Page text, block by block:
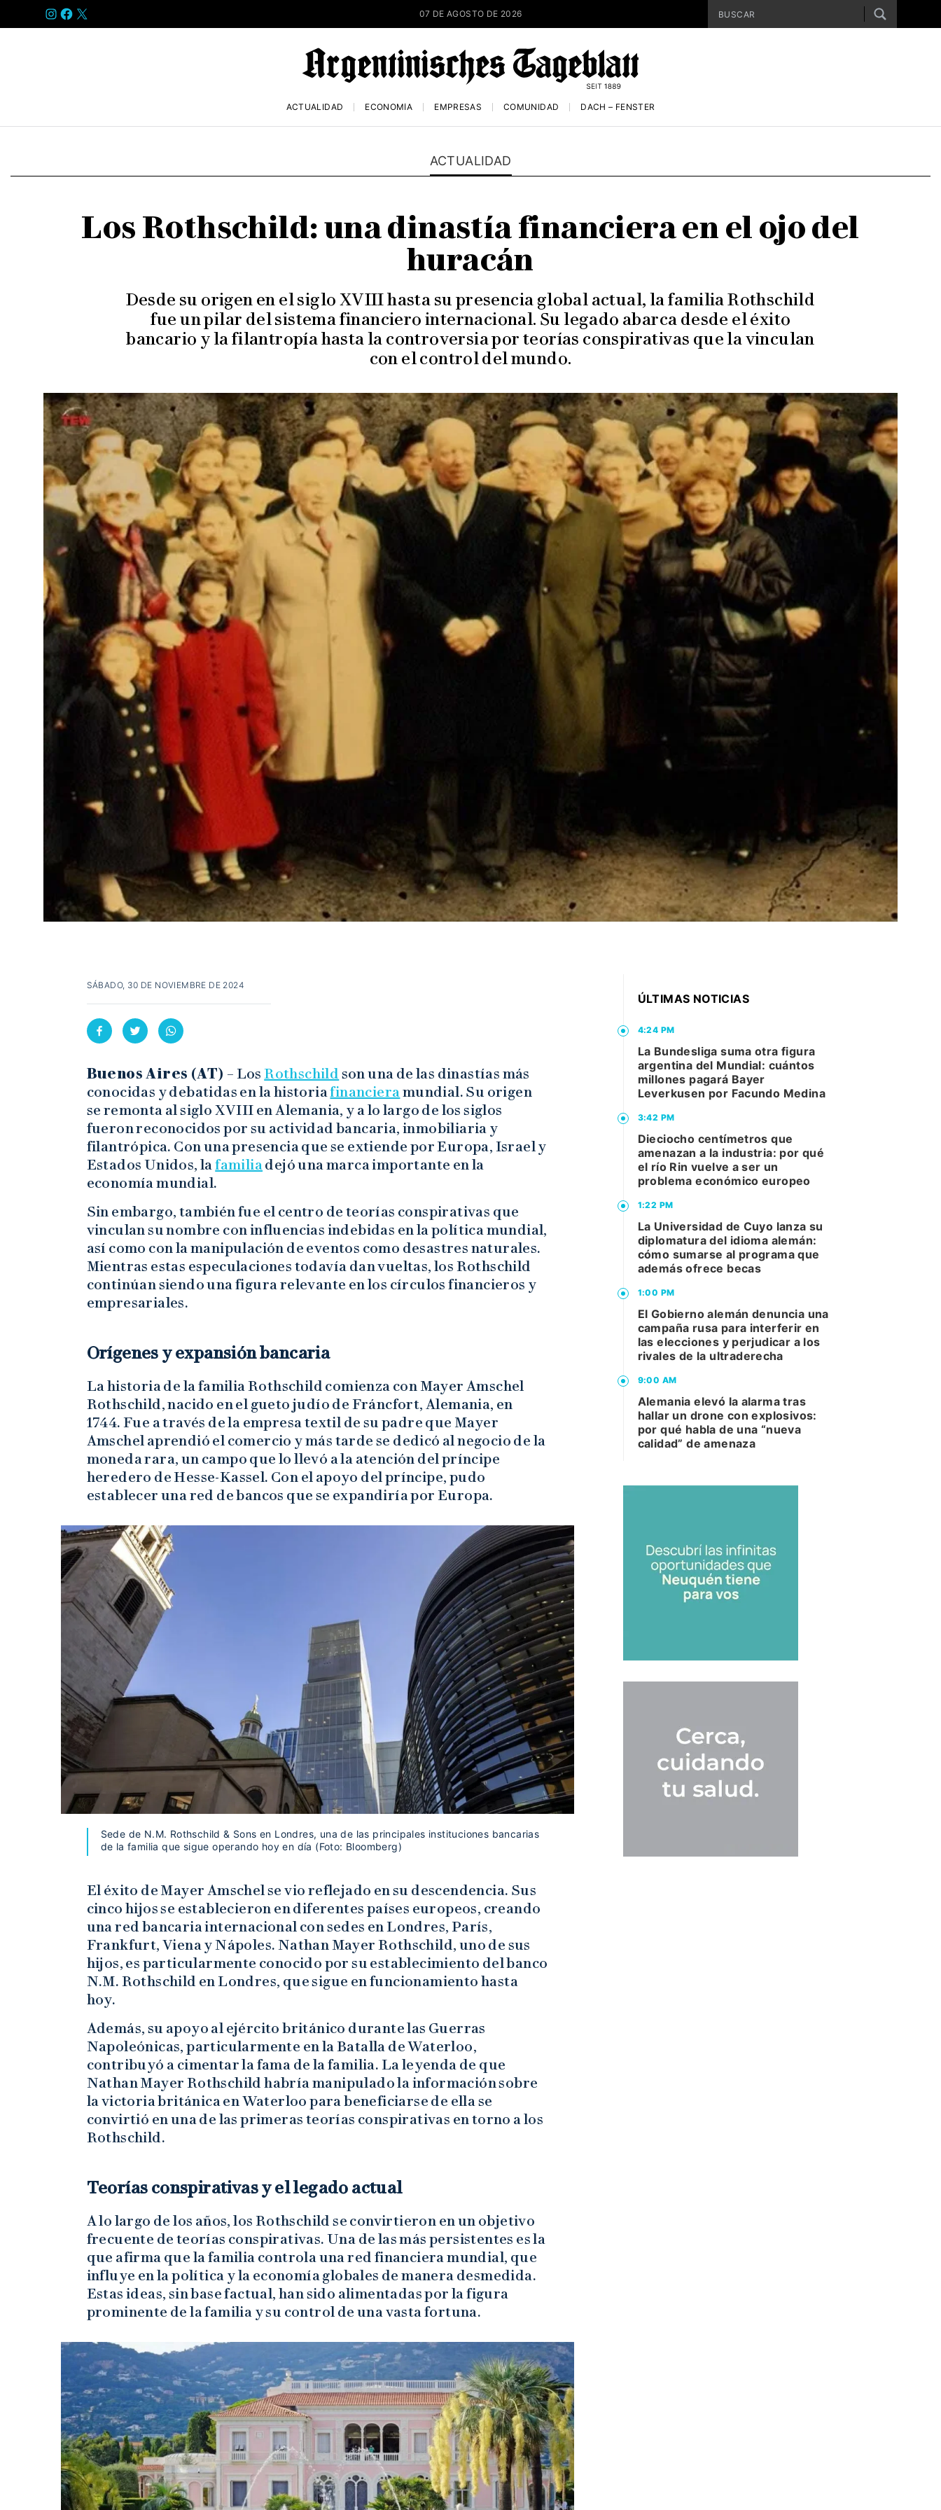
INSTAGRAM
FACEBOOK
X 07 DE AGOSTO DE 2026
ACTUALIDAD ECONOMÍA EMPRESAS COMUNIDAD DACH – FENSTER
ACTUALIDAD
Los Rothschild: una dinastía financiera en el ojo del
huracán
Desde su origen en el siglo XVIII hasta su presencia global actual, la familia Rothschild
fue un pilar del sistema financiero internacional. Su legado abarca desde el éxito
bancario y la filantropía hasta la controversia por teorías conspirativas que la vinculan
con el control del mundo.
SÁBADO, 30 DE NOVIEMBRE DE 2024
Buenos Aires (AT) – LosRothschild son una de las dinastías más
conocidas y debatidas en la historiafinancieramundial. Su origen
se remonta al siglo XVIII en Alemania, y a lo largo de los siglos
fueron reconocidos por su actividad bancaria, inmobiliaria y
filantrópica. Con una presencia que se extiende por Europa, Israel y
Estados Unidos, lafamiliadejó una marca importante en la
economía mundial.
Sin embargo, también fue el centro de teorías conspirativas que
vinculan su nombre con influencias indebidas en la política mundial,
así como con la manipulación de eventos como desastres naturales.
Mientras estas especulaciones todavía dan vueltas, los Rothschild
continúan siendo una figura relevante en los círculos financieros y
empresariales.
Orígenes y expansión bancaria
La historia de la familia Rothschild comienza con Mayer Amschel
Rothschild, nacido en el gueto judío de Fráncfort, Alemania, en
1744. Fue a través de la empresa textil de su padre que Mayer
Amschel aprendió el comercio y más tarde se dedicó al negocio de la
moneda rara, un campo que lo llevó a la atención del príncipe
heredero de Hesse-Kassel. Con el apoyo del príncipe, pudo
establecer una red de bancos que se expandiría por Europa.
Sede de N.M. Rothschild & Sons en Londres, una de las principales instituciones bancarias
de la familia que sigue operando hoy en día (Foto: Bloomberg)
El éxito de Mayer Amschel se vio reflejado en su descendencia. Sus
cinco hijos se establecieron en diferentes países europeos, creando
una red bancaria internacional con sedes en Londres, París,
Frankfurt, Viena y Nápoles. Nathan Mayer Rothschild, uno de sus
hijos, es particularmente conocido por su establecimiento del banco
N.M. Rothschild en Londres, que sigue en funcionamiento hasta
hoy.
Además, su apoyo al ejército británico durante las Guerras
Napoleónicas, particularmente en la Batalla de Waterloo,
contribuyó a cimentar la fama de la familia. La leyenda de que
Nathan Mayer Rothschild habría manipulado la información sobre
la victoria británica en Waterloo para beneficiarse de ella se
convirtió en una de las primeras teorías conspirativas en torno a los
Rothschild.
Teorías conspirativas y el legado actual
A lo largo de los años, los Rothschild se convirtieron en un objetivo
frecuente de teorías conspirativas. Una de las más persistentes es la
que afirma que la familia controla una red financiera mundial, que
influye en la política y la economía globales de manera desmedida.
Estas ideas, sin base factual, han sido alimentadas por la figura
prominente de la familia y su control de una vasta fortuna.
ÚLTIMAS NOTICIAS
4:24 PM
La Bundesliga suma otra figura
argentina del Mundial: cuántos
millones pagará Bayer
Leverkusen por Facundo Medina
3:42 PM
Dieciocho centímetros que
amenazan a la industria: por qué
el río Rin vuelve a ser un
problema económico europeo
1:22 PM
La Universidad de Cuyo lanza su
diplomatura del idioma alemán:
cómo sumarse al programa que
además ofrece becas
1:00 PM
El Gobierno alemán denuncia una
campaña rusa para interferir en
las elecciones y perjudicar a los
rivales de la ultraderecha
9:00 AM
Alemania elevó la alarma tras
hallar un drone con explosivos:
por qué habla de una “nueva
calidad” de amenaza